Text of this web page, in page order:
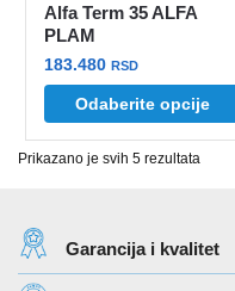
proizvoda.
Alfa Term 35 ALFA
PLAM
183.480RSD
Odaberite opcije
Ovaj
ima
Opcije
mogu
Prikazano je svih 5 rezultata
Garancija i kvalitet